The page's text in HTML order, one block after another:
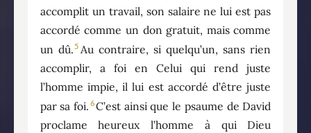
accomplit un travail, son salaire ne lui est pas
accordé comme un don gratuit, mais comme
un dû.5 Au contraire, si quelqu’un, sans rien
accomplir, a foi en Celui qui rend juste
l’homme impie, il lui est accordé d’être juste
par sa foi. 6C’est ainsi que le psaume de David
proclame heureux l’homme à qui Dieu